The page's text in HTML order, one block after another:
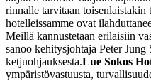
rinnalle tarvitaan toisenlaistakin
hotelleissamme ovat
Meillä kannustetaan erilaisiin
sanoo kehitysjohtaja Peter
ketjuohjauksesta.Lue Sokos
ympäristövastuusta,